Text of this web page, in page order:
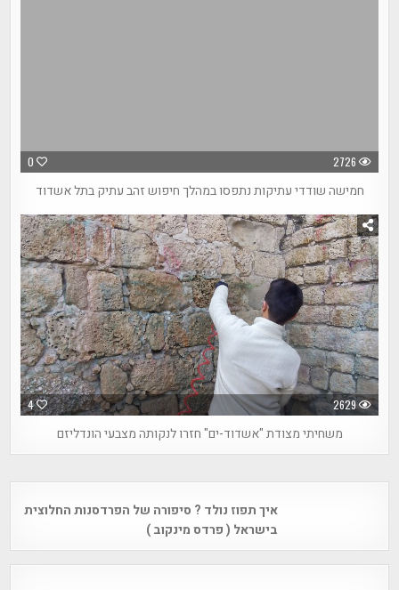
0 2726
חמישה שודדי עתיקות נתפסו במהלך חיפוש זהב עתיק בתל אשדוד
4 2629
משחיתי מצודת "אשדוד-ים" חזרו לנקותה מצבעי הונדליזם
navigationאיך תפוז נולד ? סיפורה של הפרדסנות החלוצית
בישראל ( פרדס מינקוב )